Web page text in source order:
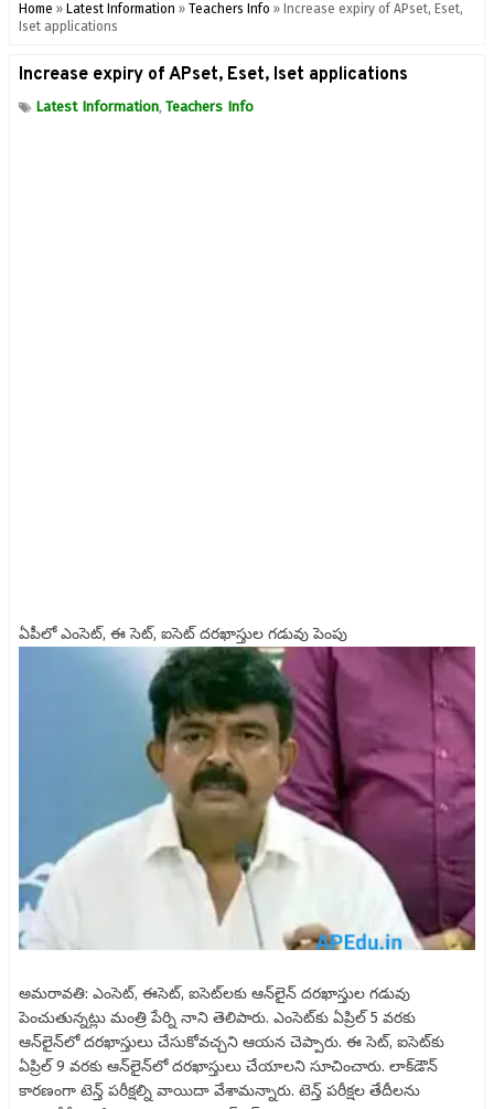
Home » Latest Information » Teachers Info » Increase expiry of APset, Eset,
Iset applications
Increase expiry of APset, Eset, Iset applications
Latest Information, Teachers Info
ఏపీలో ఎంసెట్‌, ఈ సెట్‌, ఐసెట్‌ దరఖాస్తుల గడువు పెంపు
అమరావతి: ఎంసెట్‌, ఈసెట్‌, ఐసెట్‌లకు ఆన్‌లైన్‌ దరఖాస్తుల గడువు
పెంచుతున్నట్లు మంత్రి పేర్ని నాని తెలిపారు. ఎంసెట్‌కు ఏప్రిల్‌ 5 వరకు
ఆన్‌లైన్‌లో దరఖాస్తులు చేసుకోవచ్చని ఆయన చెప్పారు. ఈ సెట్‌, ఐసెట్‌కు
ఏప్రిల్‌ 9 వరకు ఆన్‌లైన్‌లో దరఖాస్తులు చేయాలని సూచించారు. లాక్‌డౌన్‌
కారణంగా టెన్త్‌ పరీక్షల్ని వాయిదా వేశామన్నారు. టెన్త్‌ పరీక్షల తేదీలను